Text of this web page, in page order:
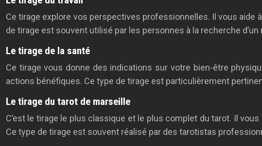
Ce tirage explore vos perspectives professionnelles. Il vous
de tirage est souvent utilisé par les personnes à la recherche d’un
Le tirage de la santé
Ce tirage vous donne des indications sur votre bien-être
actions bénéfiques. Ce type de tirage est particulièrement
Le tirage du tarot de marseille
C’est le tirage le plus classique et le plus complet du tarot. Il
Ce type de tirage est souvent réalisé par des tarotistas